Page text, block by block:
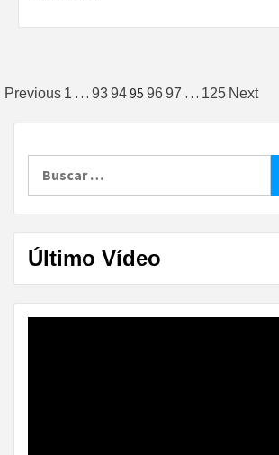
Paginación
de
entradas
Previous 1 … 939495 9697 … 125 Next
Último Vídeo